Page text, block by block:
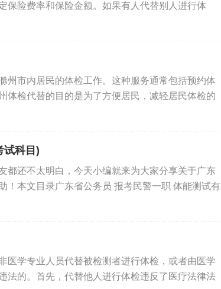
保险费率和保险金额。如果有人代替别人进行体
州市内居民的体检工作。这种服务通常包括预约体
体检代替的目的是为了方便居民，减轻居民体检的
试科目)
都还不太明白，今天小编就来为大家分享关于广东
！本文目录广东省公务员 报考民警一职 体能测试有
医学专业人员代替被检测者进行体检，或者由医学
法的。首先，代替他人进行体检违反了医疗法律法